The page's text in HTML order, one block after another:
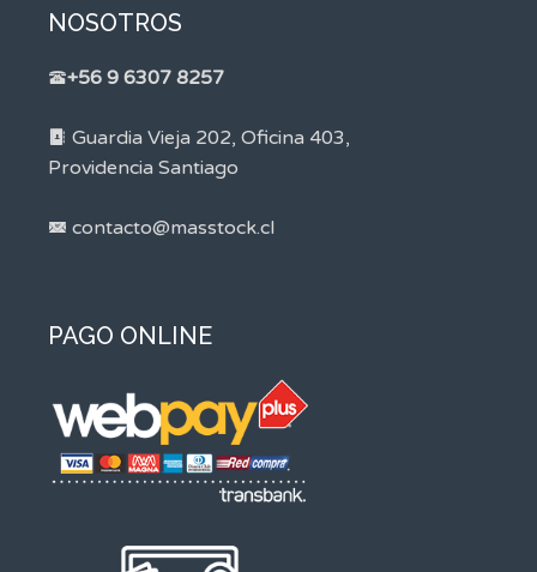
NOSOTROS
+56 9 6307 8257
Guardia Vieja 202, Oficina 403,
Providencia Santiago
contacto@masstock.cl
PAGO ONLINE